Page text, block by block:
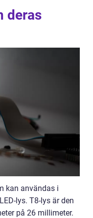
deras
kan användas i
lys. T8-lys är den
på 26 millimeter.